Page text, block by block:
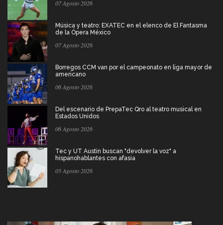
07 Agosto 2026
Música y teatro: EXATEC en el elenco de El Fantasma
de la Ópera México
07 Agosto 2026
Borregos CCM van por el campeonato en liga mayor de
americano
06 Agosto 2026
Del escenario de PrepaTec Qro al teatro musical en
Estados Unidos
06 Agosto 2026
Tec y UT Austin buscan "devolver la voz" a
hispanohablantes con afasia
05 Agosto 2026